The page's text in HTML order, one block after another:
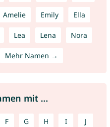
Amelie Emily Ella
Lea Lena Nora
Mehr Namen →
mit ...
F G H I J